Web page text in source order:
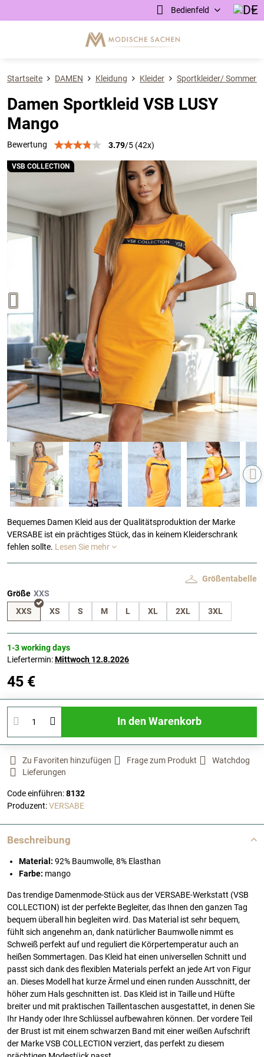
Bedienfeld
VSB COLLECTION
Startseite DAMEN Kleidung Kleider Sportkleider/
Damen Sportkleid VSB LUSY
Mango
Bewertung 3.79/5 (42x)
Bequemes Damen Kleid aus der Qualitätsproduktion der Marke
VERSABE ist ein prächtiges Stück, das in keinem Kleiderschrank
fehlen sollte. Lesen Sie mehr
Größe
XXS
XS S M L XL 2XL 3XL
Größentabelle
1-3 working days
Liefertermin:Mittwoch 12.8.2026
45 €
In den Warenkorb
Zu Favoriten hinzufügen Frage zum Produkt
Watchdog
Lieferungen
Code einführen:8132
Produzent:VERSABE
Beschreibung
Material: 92% Baumwolle, 8% Elasthan
Farbe: mango
Das trendige Damenmode-Stück aus der VERSABE-Werkstatt (VSB
COLLECTION) ist der perfekte Begleiter, das Ihnen den ganzen Tag
bequem überall hin begleiten wird. Das Material ist sehr bequem,
fühlt sich angenehm an, dank natürlicher Baumwolle nimmt es
Schweiß perfekt auf und reguliert die Körpertemperatur auch an
heißen Sommertagen. Das Kleid hat einen universellen Schnitt und
passt sich dank des flexiblen Materials perfekt an jede Art von Figur
an. Dieses Modell hat kurze Ärmel und einen runden Ausschnitt, der
höher zum Hals geschnitten ist. Das Kleid ist in Taille und Hüfte
breiter und mit praktischen Taillentaschen ausgestattet, in denen Sie
Ihr Handy oder Ihre Schlüssel aufbewahren können. Der vordere Teil
der Brust ist mit einem schwarzen Band mit einer weißen Aufschrift
der Marke VSB COLLECTION verziert, das perfekt zu diesem